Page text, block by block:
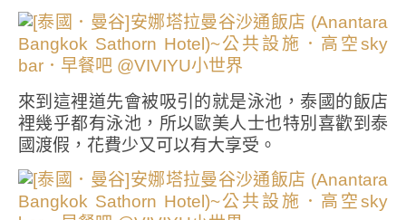
來到這裡道先會被吸引的就是泳池，泰國的飯店
裡幾乎都有泳池，所以歐美人士也特別喜歡到泰
國渡假，花費少又可以有大享受。